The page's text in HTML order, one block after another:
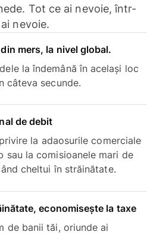
Tot ce ai nevoie, într-
nevoie.
mers, la nivel global.
la îndemână în același loc
câteva secunde.
de debit
la adaosurile comerciale
sau la comisioanele mari de
cheltui în străinătate.
economisește la taxe
de banii tăi, oriunde ai